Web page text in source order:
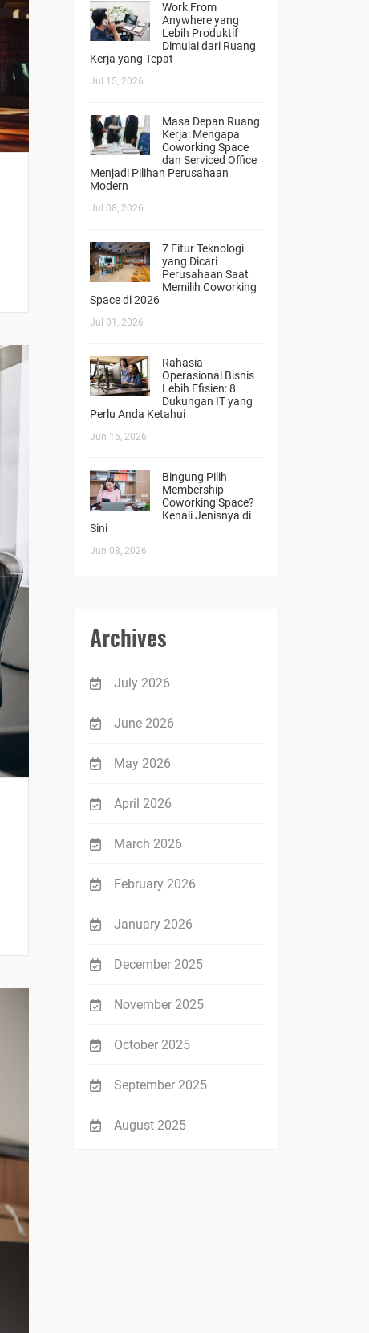
Work From
Anywhere yang
Lebih Produktif
Dimulai dari Ruang
Kerja yang Tepat
Jul 15, 2026
Masa Depan Ruang
Kerja: Mengapa
Coworking Space
dan Serviced Office
Menjadi Pilihan Perusahaan
Modern
Jul 08, 2026
7 Fitur Teknologi
yang Dicari
Perusahaan Saat
Memilih Coworking
Space di 2026
Jul 01, 2026
Rahasia
Operasional Bisnis
Lebih Efisien: 8
Dukungan IT yang
Perlu Anda Ketahui
Jun 15, 2026
Bingung Pilih
Membership
Coworking Space?
Kenali Jenisnya di
Sini
Jun 08, 2026
Archives
July 2026
June 2026
May 2026
April 2026
March 2026
February 2026
January 2026
December 2025
November 2025
October 2025
September 2025
August 2025